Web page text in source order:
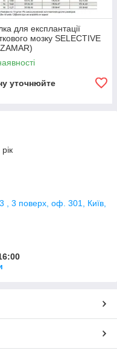
для експлантації
мозку SELECTIVE
уточнюйте
3 , 3 поверх, оф. 301, Київ,